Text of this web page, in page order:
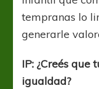
tempranas lo
generarle
IP: ¿Creés
igualdad?